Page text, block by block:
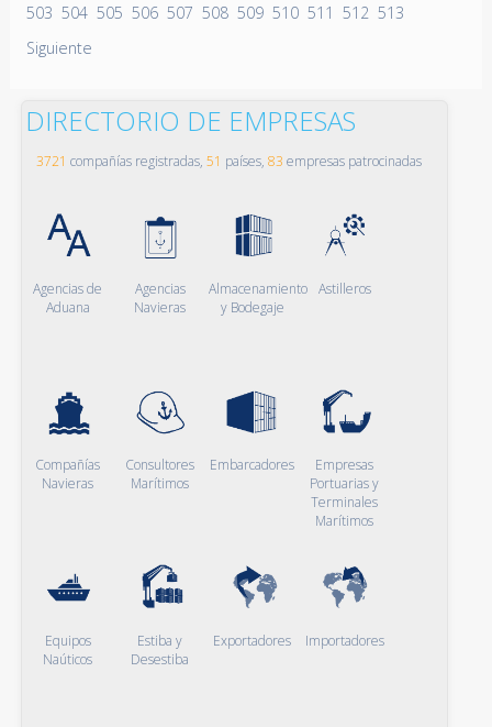
503 504 505 506 507 508 509 510 511 512 513
Siguiente
DIRECTORIO DE EMPRESAS
3721 compañías registradas, 51 países, 83 empresas patrocinadas
Agencias de
Aduana
Agencias
Navieras
Almacenamiento
y Bodegaje
Astilleros
Compañías
Navieras
Consultores
Marítimos
Embarcadores
Empresas
Portuarias y
Terminales
Marítimos
Equipos
Naúticos
Estiba y
Desestiba
Exportadores Importadores